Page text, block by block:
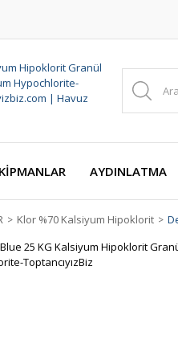
AYDINLATMA
Klor %70 Kalsiyum Hipoklorit